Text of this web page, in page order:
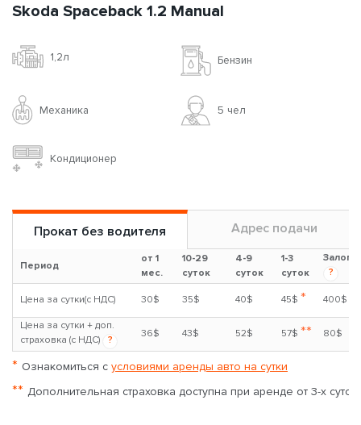
Skoda Spaceback 1.2 Manual
1,2л Бензин
Механика 5 чел
Кондиционер
Прокат без водителя Адрес подачи
Период
от 1
мес.
10-29
суток
4-9
суток
1-3
суток
Залог
?
Цена за сутки(с НДС) 30$ 35$ 40$ 45$ * 400$
Цена за сутки + доп.
страховка (с НДС)
?
36$ 43$ 52$ 57$ ** 80$
* Ознакомиться с условиями аренды авто на сутки
** Дополнительная страховка доступна при аренде от 3-х суток